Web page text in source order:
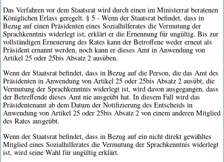
Das Verfahren vor dem Staatsrat wird durch einen im Ministerrat beratenen
Königlichen Erlass geregelt. § 5 - Wenn der Staatsrat befindet, dass in
Bezug auf einen Präsidenten eines Sozialhilferates die Vermutung der
Sprachkenntnis widerlegt ist, erklärt er die Ernennung für ungültig. Bis zur
vollständigen Erneuerung des Rates kann der Betroffene weder erneut als
Präsident ernannt werden, noch kann er dieses Amt in Anwendung von
Artikel 25 oder 25bis Absatz 2 ausüben.
Wenn der Staatsrat befindet, dass in Bezug auf die Person, die das Amt des
Präsidenten in Anwendung von Artikel 25 oder 25bis Absatz 2 ausübt, die
Vermutung der Sprachkenntnis widerlegt ist, wird davon ausgegangen, dass
der Betreffende dieses Amt nie ausgeübt hat. In diesem Fall wird das
Präsidentenamt ab dem Datum der Notifizierung des Entscheids in
Anwendung von Artikel 25 oder 25bis Absatz 2 von einem anderen Mitglied
des Rates ausgeübt.
Wenn der Staatsrat befindet, dass in Bezug auf ein nicht direkt gewähltes
Mitglied eines Sozialhilferates die Vermutung der Sprachkenntnis widerlegt
ist, wird seine Wahl für ungültig erklärt.